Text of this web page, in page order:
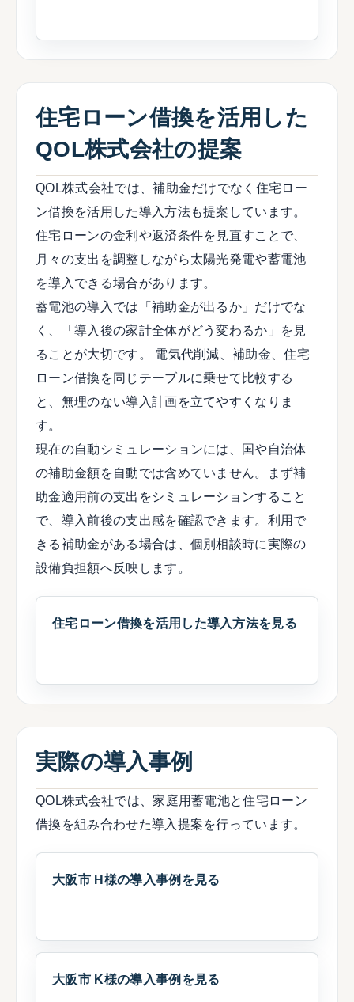
住宅ローン借換を活用した
QOL株式会社の提案
QOL株式会社では、補助金だけでなく住宅ロー
ン借換を活用した導入方法も提案しています。
住宅ローンの金利や返済条件を見直すことで、
月々の支出を調整しながら太陽光発電や蓄電池
を導入できる場合があります。
蓄電池の導入では「補助金が出るか」だけでな
く、「導入後の家計全体がどう変わるか」を見
ることが大切です。 電気代削減、補助金、住宅
ローン借換を同じテーブルに乗せて比較する
と、無理のない導入計画を立てやすくなりま
す。
現在の自動シミュレーションには、国や自治体
の補助金額を自動では含めていません。まず補
助金適用前の支出をシミュレーションする こと
で、導入前後の支出感を確認できます。利用で
きる補助金がある場合は、個別相談時に実際の
設備負担額へ反映します。
住宅ローン借換を活用した導入方法を見る
実際の導入事例
QOL株式会社では、家庭用蓄電池と住宅ローン
借換を組み合わせた導入提案を行っています。
大阪市 H様の導入事例を見る
大阪市 K様の導入事例を見る